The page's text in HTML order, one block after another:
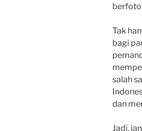
berfoto
Tak
bagi
salah
dan
Jadi,